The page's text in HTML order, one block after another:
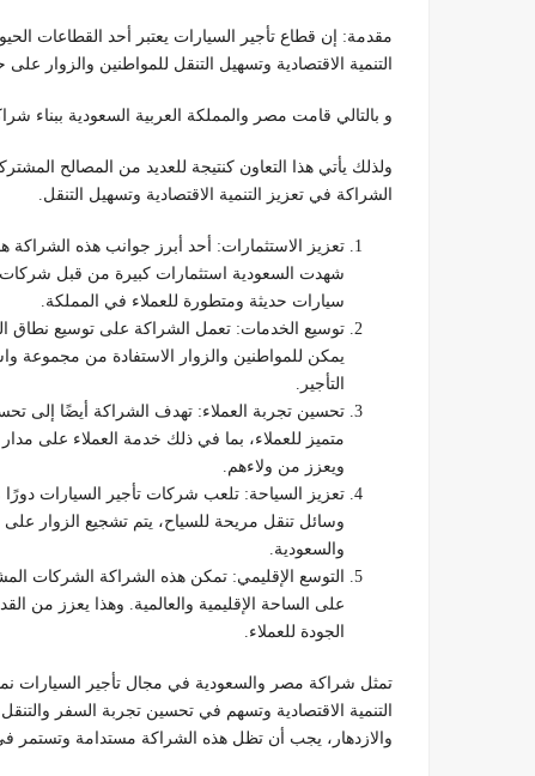
مقدمة: إن قطاع تأجير السيارات يعتبر أحد القطاعات
التنمية الاقتصادية وتسهيل التنقل للمواطنين والزوار
و بالتالي قامت مصر والمملكة العربية السعودية ببناء
ولذلك يأتي هذا التعاون كنتيجة للعديد من المصالح
الشراكة في تعزيز التنمية الاقتصادية وتسهيل التنقل.
تعزيز الاستثمارات: أحد أبرز جوانب هذه
شهدت السعودية استثمارات كبيرة من قبل شركات
سيارات حديثة ومتطورة للعملاء في المملكة.
توسيع الخدمات: تعمل الشراكة على توسيع نطاق
يمكن للمواطنين والزوار الاستفادة من مجموعة
التأجير.
تحسين تجربة العملاء: تهدف الشراكة أيضًا إلى
متميز للعملاء، بما في ذلك خدمة العملاء على
ويعزز من ولاءهم.
تعزيز السياحة: تلعب شركات تأجير السيارات
وسائل تنقل مريحة للسياح، يتم تشجيع الزوار
والسعودية.
التوسع الإقليمي: تمكن هذه الشراكة الشركات
على الساحة الإقليمية والعالمية. وهذا يعزز من
الجودة للعملاء.
تمثل شراكة مصر والسعودية في مجال تأجير السيارات
التنمية الاقتصادية وتسهم في تحسين تجربة السفر
والازدهار، يجب أن تظل هذه الشراكة مستدامة وتستمر